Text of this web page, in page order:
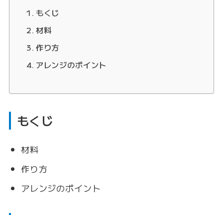
もくじ
材料
作り方
アレンジのポイント
もくじ
材料
作り方
アレンジのポイント